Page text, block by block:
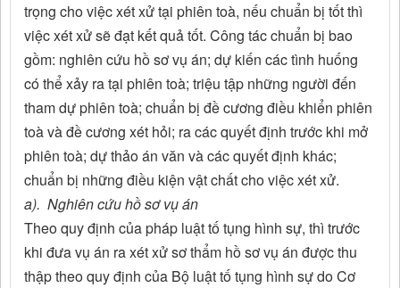
trọng cho việc xét xử tại phiên toà, nếu chuẩn bị tốt thì
việc xét xử sẽ đạt kết quả tốt. Công tác chuẩn bị bao
gồm: nghiên cứu hồ sơ vụ án; dự kiến các tình huống
có thể xảy ra tại phiên toà; triệu tập những người đến
tham dự phiên toà; chuẩn bị đề cương điều khiển phiên
toà và đề cương xét hỏi; ra các quyết định trước khi mở
phiên toà; dự thảo án văn và các quyết định khác;
chuẩn bị những điều kiện vật chất cho việc xét xử.
a). Nghiên cứu hồ sơ vụ án
Theo quy định của pháp luật tố tụng hình sự, thì trước
khi đưa vụ án ra xét xử sơ thẩm hồ sơ vụ án được thu
thập theo quy định của Bộ luật tố tụng hình sự do Cơ